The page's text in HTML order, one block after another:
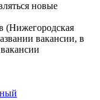
новые
(Нижегородская
вакансии, в